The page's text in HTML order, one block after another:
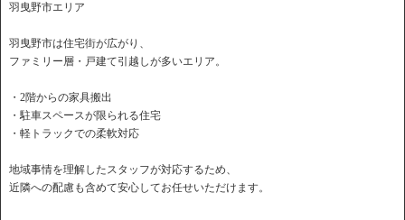
羽曳野市エリア
羽曳野市は住宅街が広がり、
ファミリー層・戸建て引越しが多いエリア。
・2階からの家具搬出
・駐車スペースが限られる住宅
・軽トラックでの柔軟対応
地域事情を理解したスタッフが対応するため、
近隣への配慮も含めて安心してお任せいただけます。